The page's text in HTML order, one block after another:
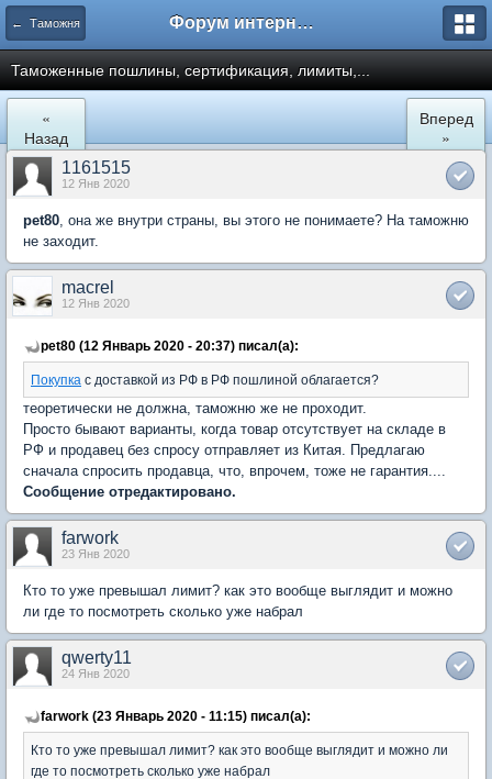
← Таможня Форум интернет покупателей
Таможенные пошлины, сертификация, лимиты,...
«
Назад
Вперед
»
1161515
12 Янв 2020
pet80, она же внутри страны, вы этого не понимаете? На таможню
не заходит.
macrel
12 Янв 2020
pet80 (12 Январь 2020 - 20:37) писал(а):
Покупка с доставкой из РФ в РФ пошлиной облагается?
теоретически не должна, таможню же не проходит.
Просто бывают варианты, когда товар отсутствует на складе в
РФ и продавец без спросу отправляет из Китая. Предлагаю
сначала спросить продавца, что, впрочем, тоже не гарантия....
Сообщение отредактировано.
farwork
23 Янв 2020
Кто то уже превышал лимит? как это вообще выглядит и можно
ли где то посмотреть сколько уже набрал
qwerty11
24 Янв 2020
farwork (23 Январь 2020 - 11:15) писал(а):
Кто то уже превышал лимит? как это вообще выглядит и можно ли
где то посмотреть сколько уже набрал